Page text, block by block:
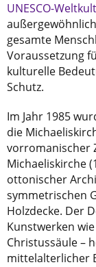
UNESCO-
gesamte
Voraussetzung
kulturelle
Schutz.
Im Jahr 1985
die
vorromanischer
Michaeliskirche
ottonischer
symmetrischen
Holzdecke. Der
Kunstwerken
Christussäule –
mittelalterlicher